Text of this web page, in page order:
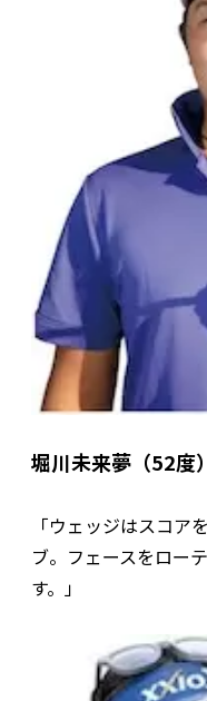
堀川未来夢（52度）
「ウェッジはスコア
ブ。フェースをロー
す。」